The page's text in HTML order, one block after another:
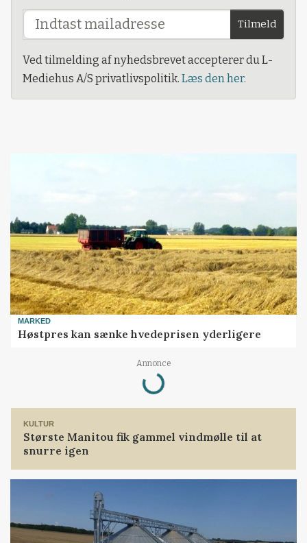
Tilmeld
Ved tilmelding af nyhedsbrevet accepterer du L-
Mediehus A/S privatlivspolitik. Læs den her.
MARKED
Høstpres kan sænke hvedeprisen yderligere
Annonce
Loading...
KULTUR
Største Manitou fik gammel vindmølle til at
snurre igen